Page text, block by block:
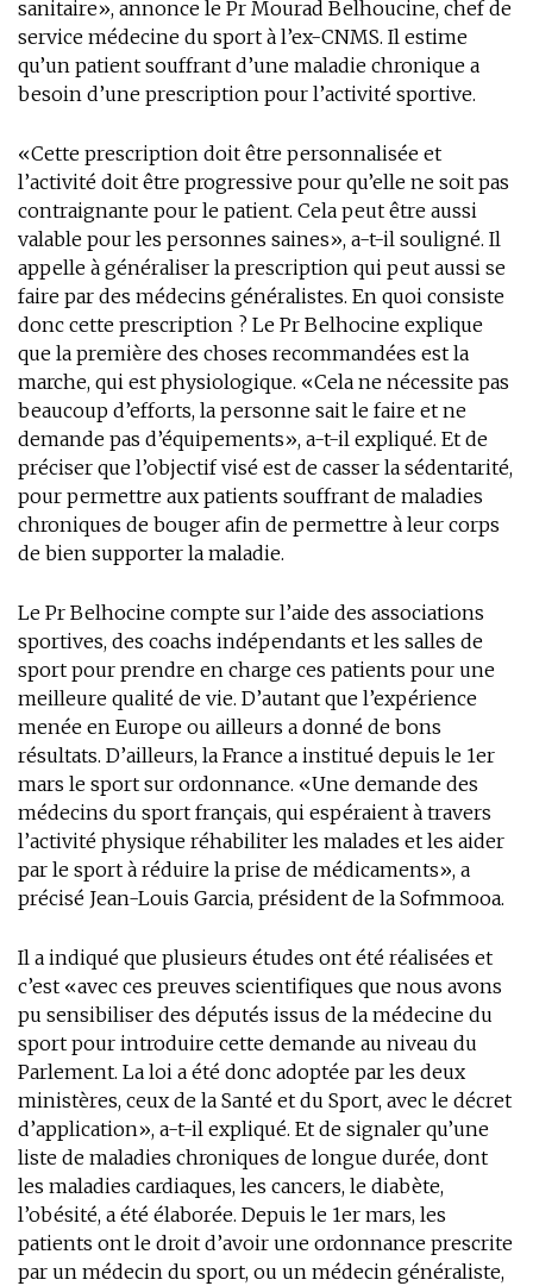
sanitaire», annonce le Pr Mourad Belhoucine, chef de
service médecine du sport à l’ex-CNMS. Il estime
qu’un patient souffrant d’une maladie chronique a
besoin d’une prescription pour l’activité sportive.
«Cette prescription doit être personnalisée et
l’activité doit être progressive pour qu’elle ne soit pas
contraignante pour le patient. Cela peut être aussi
valable pour les personnes saines», a-t-il souligné. Il
appelle à généraliser la prescription qui peut aussi se
faire par des médecins généralistes. En quoi consiste
donc cette prescription ? Le Pr Belhocine explique
que la première des choses recommandées est la
marche, qui est physiologique. «Cela ne nécessite pas
beaucoup d’efforts, la personne sait le faire et ne
demande pas d’équipements», a-t-il expliqué. Et de
préciser que l’objectif visé est de casser la sédentarité,
pour permettre aux patients souffrant de maladies
chroniques de bouger afin de permettre à leur corps
de bien supporter la maladie.
Le Pr Belhocine compte sur l’aide des associations
sportives, des coachs indépendants et les salles de
sport pour prendre en charge ces patients pour une
meilleure qualité de vie. D’autant que l’expérience
menée en Europe ou ailleurs a donné de bons
résultats. D’ailleurs, la France a institué depuis le 1er
mars le sport sur ordonnance. «Une demande des
médecins du sport français, qui espéraient à travers
l’activité physique réhabiliter les malades et les aider
par le sport à réduire la prise de médicaments», a
précisé Jean-Louis Garcia, président de la Sofmmooa.
Il a indiqué que plusieurs études ont été réalisées et
c’est «avec ces preuves scientifiques que nous avons
pu sensibiliser des députés issus de la médecine du
sport pour introduire cette demande au niveau du
Parlement. La loi a été donc adoptée par les deux
ministères, ceux de la Santé et du Sport, avec le décret
d’application», a-t-il expliqué. Et de signaler qu’une
liste de maladies chroniques de longue durée, dont
les maladies cardiaques, les cancers, le diabète,
l’obésité, a été élaborée. Depuis le 1er mars, les
patients ont le droit d’avoir une ordonnance prescrite
par un médecin du sport, ou un médecin généraliste,